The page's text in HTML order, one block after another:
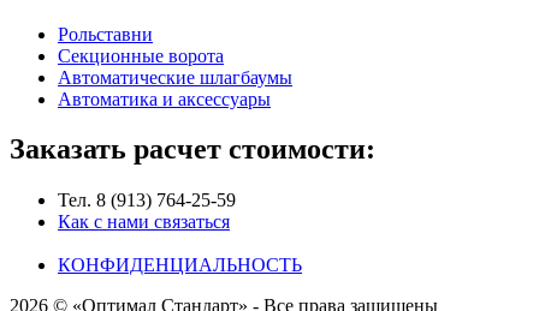
Рольставни
Секционные ворота
Автоматические шлагбаумы
Автоматика и аксессуары
Заказать расчет стоимости:
Тел. 8 (913) 764-25-59
Как с нами связаться
КОНФИДЕНЦИАЛЬНОСТЬ
2026 © «Оптимал Стандарт» - Все права защищены